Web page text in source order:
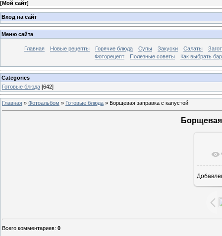
[Мой сайт]
Вход на сайт
Меню сайта
Главная Новые рецепты Горячие блюда Супы Закуски Салаты
Фоторецепт
Полезные советы Как выбрать
Categories
Готовые блюда [642]
Главная » Фотоальбом » Готовые блюда » Борщевая заправка с капустой
Борщевая
Всего комментариев: 0